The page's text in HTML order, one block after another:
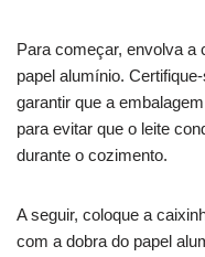
Para começar, envolva a
papel alumínio.
garantir que a
para evitar que o leite
durante o cozimento.
A seguir, coloque a
com a dobra do papel